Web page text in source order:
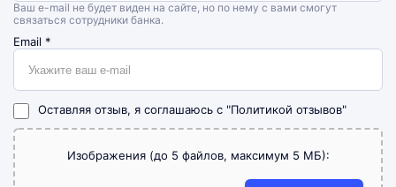
Ваш e-mail не будет виден на сайте, но по нему с вами смогут
связаться сотрудники банка.
Email *
Оставляя отзыв, я соглашаюсь с "Политикой отзывов"
Изображения (до 5 файлов, максимум 5 МБ):